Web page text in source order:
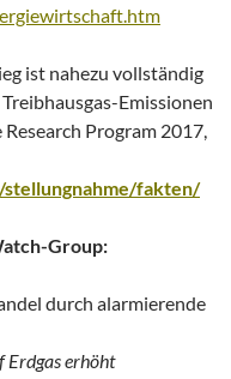
ist nahezu vollständig
Emissionen
Program 2017,
fakten/
Group:
durch alarmierende
Erdgas erhöht